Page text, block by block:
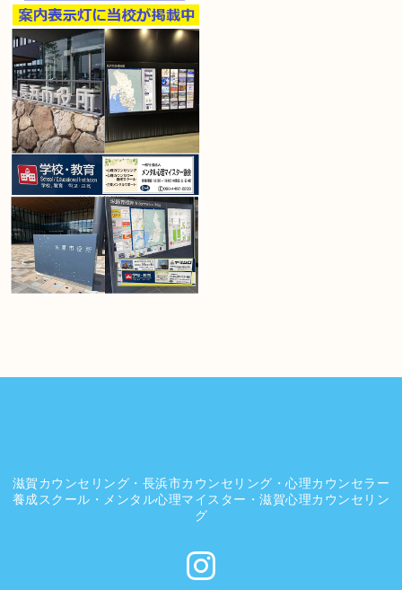
滋賀カウンセリング・長浜市カウンセリング・心理カウンセラー
養成スクール・メンタル心理マイスター・滋賀心理カウンセリン
グ